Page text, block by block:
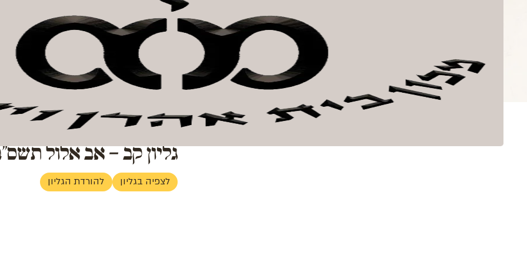
קובץ בית אהרן וישראל חנות קהילה אודות המכון
גליון קב – אב אלול
לצפיה בגליון להורדת הגליון